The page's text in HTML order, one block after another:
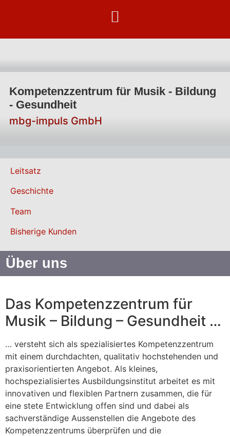
Kompetenzzentrum für Musik - Bildung
- Gesundheit
mbg-impuls GmbH
Leitsatz
Geschichte
Team
Bisherige Kunden
Über uns
Das Kompetenzzentrum für
Musik – Bildung – Gesundheit …
… versteht sich als spezialisiertes Kompetenzzentrum
mit einem durchdachten, qualitativ hochstehenden und
praxisorientierten Angebot. Als kleines,
hochspezialisiertes Ausbildungsinstitut arbeitet es mit
innovativen und flexiblen Partnern zusammen, die für
eine stete Entwicklung offen sind und dabei als
sachverständige Aussenstellen die Angebote des
Kompetenzzentrums überprüfen und die